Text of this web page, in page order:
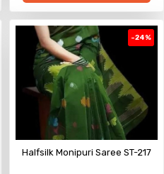
-24%
Halfsilk Monipuri Saree ST-217